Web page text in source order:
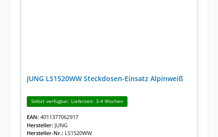
JUNG LS1520WW Steckdosen-Einsatz Alpinweiß
Sofort verfügbar, Lieferzeit: 3-4 Wochen
EAN: 4011377062917
Hersteller: JUNG
Hersteller-Nr.: LS1520WW